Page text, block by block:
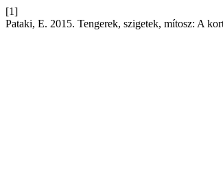
[1]
Pataki, E. 2015. Tengerek, szigetek, mítosz: A